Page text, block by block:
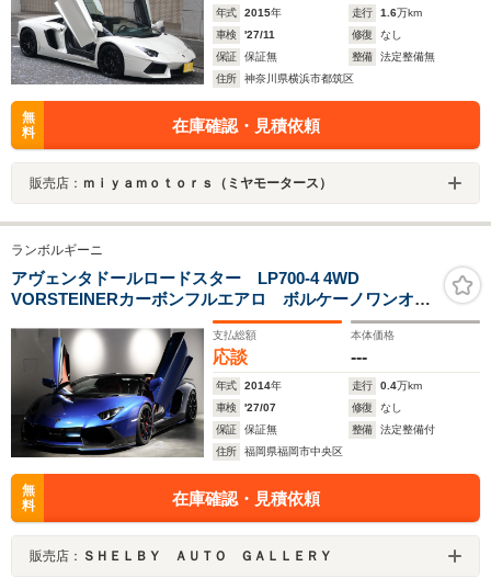
年式 2015年 走行 1.6万km
車検
'27/11 修復
なし
保証
保証無 整備
法定整備無
住所
神奈川県横浜市都筑区
無
料
在庫確認・見積依頼
販売店： ｍｉｙａｍｏｔｏｒｓ（ミヤモータース）
ランボルギーニ
アヴェンタドールロードスター LP700-4 4WD
VORSTEINERカーボンフルエアロ ボルケーノワンオフ
マフラー ローダウン(ロワリング)プロテクションフィル
ム クラッチ残量92 ガラスフード カーボンエンジンル
ームパネル フロントリフト バックカメラ
支払総額
応談
本体価格
---
年式 2014年 走行 0.4万km
車検
'27/07 修復
なし
保証
保証無 整備
法定整備付
住所
福岡県福岡市中央区
無
料
在庫確認・見積依頼
販売店： ＳＨＥＬＢＹ ＡＵＴＯ ＧＡＬＬＥＲＹ